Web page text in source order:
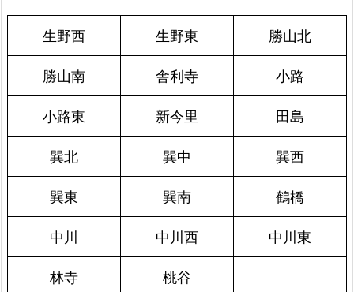
生野西 生野東 勝山北
勝山南 舎利寺 小路
小路東 新今里 田島
巽北 巽中 巽西
巽東 巽南 鶴橋
中川 中川西 中川東
林寺 桃谷